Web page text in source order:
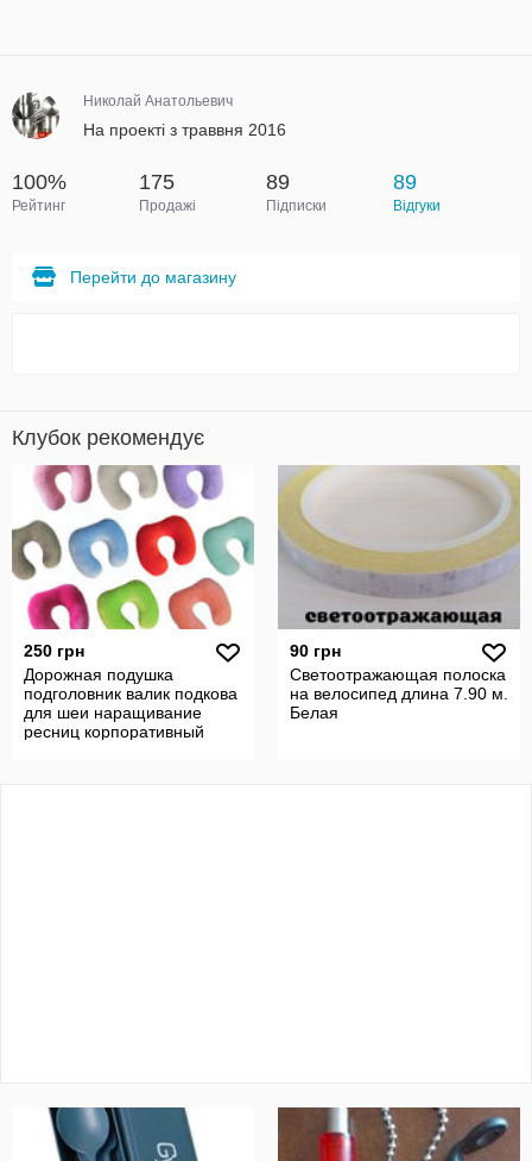
Николай Анатольевич
На проекті з траввня 2016
100%
Рейтинг
175
Продажі
89
Підписки
89
Відгуки
Перейти до магазину
Клубок рекомендує
250 грн
Дорожная подушка
подголовник валик подкова
для шеи наращивание
ресниц корпоративный
90 грн
Светоотражающая полоска
на велосипед длина 7.90 м.
Белая